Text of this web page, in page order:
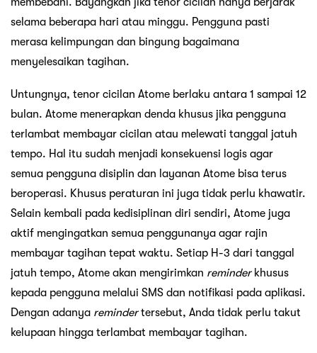
selama beberapa hari atau minggu. Pengguna pasti
merasa kelimpungan dan bingung bagaimana
menyelesaikan tagihan.
Untungnya, tenor cicilan Atome berlaku antara 1 sampai 12
bulan. Atome menerapkan denda khusus jika pengguna
terlambat membayar cicilan atau melewati tanggal jatuh
tempo. Hal itu sudah menjadi konsekuensi logis agar
semua pengguna disiplin dan layanan Atome bisa terus
beroperasi. Khusus peraturan ini juga tidak perlu khawatir.
Selain kembali pada kedisiplinan diri sendiri, Atome juga
aktif mengingatkan semua penggunanya agar rajin
membayar tagihan tepat waktu. Setiap H-3 dari tanggal
jatuh tempo, Atome akan mengirimkan reminder khusus
kepada pengguna melalui SMS dan notifikasi pada aplikasi.
Dengan adanya remindertersebut, Anda tidak perlu takut
kelupaan hingga terlambat membayar tagihan.